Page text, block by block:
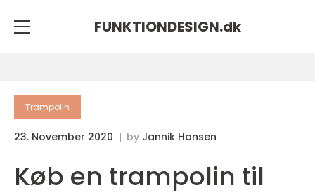
FUNKTIONDESIGN.dk
Trampolin
23. November 2020 by Jannik Hansen
Køb en trampolin til